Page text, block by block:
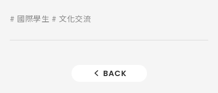
國際學生 文化交流
BACK